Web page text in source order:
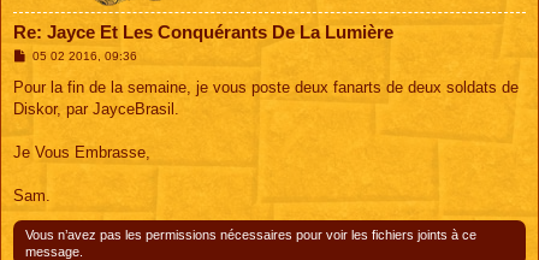
Re: Jayce Et Les Conquérants De La Lumière
M
s
a
05 02 2016, 09:36
Pour la fin de la semaine, je vous poste deux fanarts de deux soldats de
Diskor, par JayceBrasil.
Je Vous Embrasse,
Sam.
Vous n’avez pas les permissions nécessaires pour voir les fichiers joints à ce
message.